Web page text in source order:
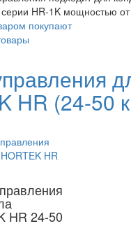
серии HR-1K мощностью
покупают
HR (24-50
HR 24-50